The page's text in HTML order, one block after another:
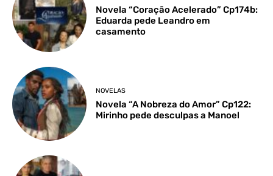
Novela “Coração Acelerado” Cp174b:
Eduarda pede Leandro em
casamento
NOVELAS
Novela “A Nobreza do Amor” Cp122:
Mirinho pede desculpas a Manoel